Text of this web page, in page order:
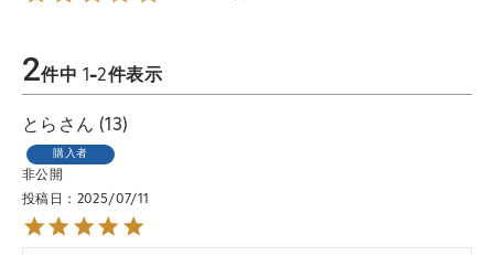
2件中 1-2件表示
とら 13
購入者
非公開
投稿日
2025/07/11